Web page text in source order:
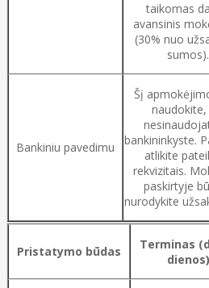
taikomas
avansinis
(30% nuo
sumos).
Bankiniu pavedimu
Šį
naudokite,
bankininkyste.
atlikite
rekvizitais.
paskirtyje
nurodykite
Pristatymo būdas
Terminas
dienos)